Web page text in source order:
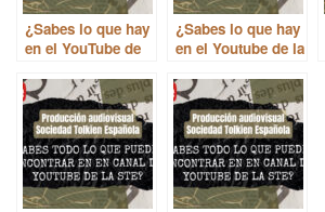
¿Sabes lo que hay
en el YouTube de
y la Pipa
¿Sabes lo que hay
en el Youtube de la